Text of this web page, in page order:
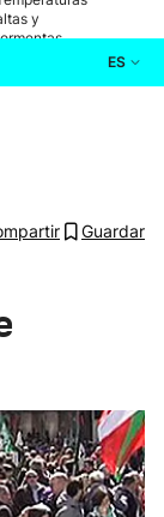
y
ES
Guardar